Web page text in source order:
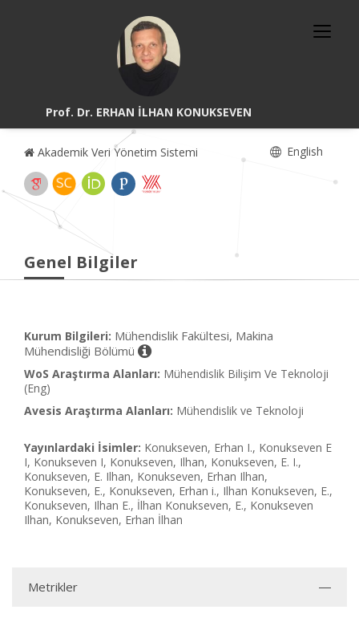
Prof. Dr. ERHAN İLHAN KONUKSEVEN
Akademik Veri Yönetim Sistemi English
Genel Bilgiler
Kurum Bilgileri: Mühendislik Fakültesi, Makina
Mühendisliği Bölümü
WoS Araştırma Alanları: Mühendislik Bilişim Ve Teknoloji
(Eng)
Avesis Araştırma Alanları: Mühendislik ve Teknoloji
Yayınlardaki İsimler: Konukseven, Erhan I., Konukseven E
I, Konukseven I, Konukseven, Ilhan, Konukseven, E. I.,
Konukseven, E. Ilhan, Konukseven, Erhan Ilhan,
Konukseven, E., Konukseven, Erhan i., Ilhan Konukseven, E.,
Konukseven, Ilhan E., İlhan Konukseven, E., Konukseven
Ilhan, Konukseven, Erhan İlhan
Metrikler